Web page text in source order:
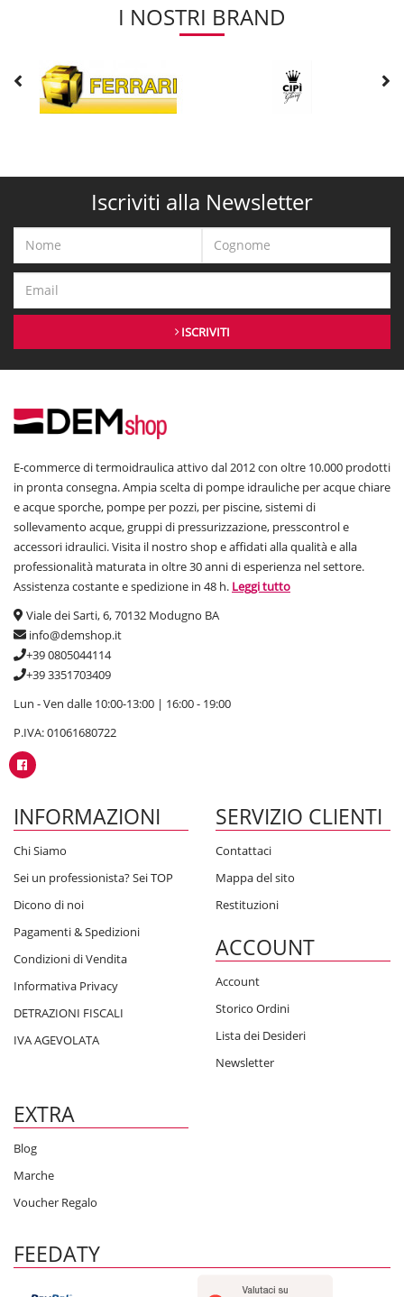
I NOSTRI BRAND
Iscriviti alla Newsletter
ISCRIVITI
E-commerce di termoidraulica attivo dal 2012 con oltre 10.000 prodotti
in pronta consegna. Ampia scelta di pompe idrauliche per acque chiare
e acque sporche, pompe per pozzi, per piscine, sistemi di
sollevamento acque, gruppi di pressurizzazione, presscontrol e
accessori idraulici. Visita il nostro shop e affidati alla qualità e alla
professionalità maturata in oltre 30 anni di esperienza nel settore.
Assistenza costante e spedizione in 48 h. Leggi tutto
Viale dei Sarti, 6, 70132 Modugno BA
info@demshop.it
+39 0805044114
+39 3351703409
Lun - Ven dalle 10:00-13:00 | 16:00 - 19:00
P.IVA: 01061680722
INFORMAZIONI
Chi Siamo
Sei un professionista? Sei TOP
Dicono di noi
Pagamenti & Spedizioni
Condizioni di Vendita
Informativa Privacy
DETRAZIONI FISCALI
IVA AGEVOLATA
SERVIZIO CLIENTI
Contattaci
Mappa del sito
Restituzioni
ACCOUNT
Account
Storico Ordini
Lista dei Desideri
Newsletter
EXTRA
Blog
Marche
Voucher Regalo
FEEDATY